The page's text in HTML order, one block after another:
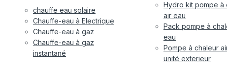
chauffe eau solaire
Chauffe-eau à Electrique
Chauffe-eau à gaz
Chauffe-eau à gaz
instantané
Hydro kit pompe à
air eau
Pack pompe à
eau
Pompe à chaleur
unité exterieur